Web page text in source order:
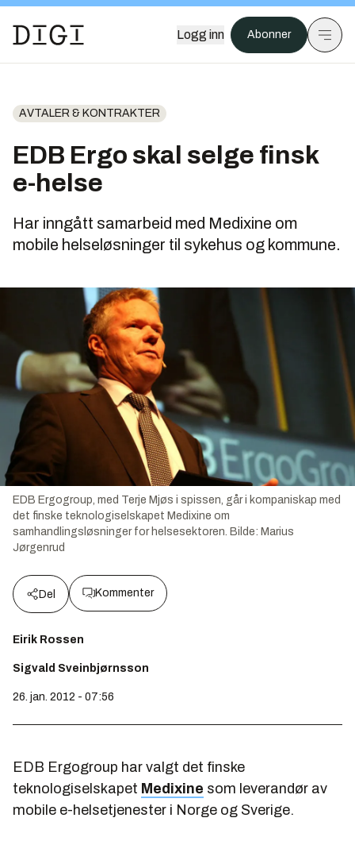
Logg inn Abonner
AVTALER & KONTRAKTER
EDB Ergo skal selge finsk
e-helse
Har inngått samarbeid med Medixine om
mobile helseløsninger til sykehus og kommune.
EDB Ergogroup, med Terje Mjøs i spissen, går i kompaniskap med
det finske teknologiselskapet Medixine om
samhandlingsløsninger for helsesektoren. Bilde: Marius
Jørgenrud
Del Kommenter
Eirik Rossen
Sigvald Sveinbjørnsson
26. jan. 2012 - 07:56
EDB Ergogroup har valgt det finske
teknologiselskapet Medixine som leverandør av
mobile e-helsetjenester i Norge og Sverige.